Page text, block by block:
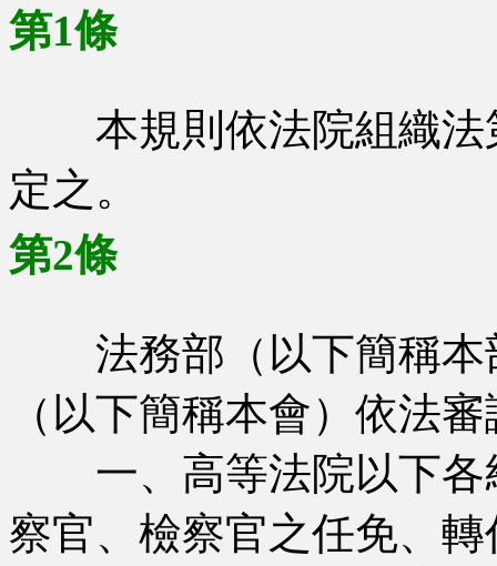
第1條
本規則依法院組織法
定之。
第2條
法務部（以下簡稱本
（以下簡稱本會）依法
一、高等法院以下各
察官、檢察官之任免、